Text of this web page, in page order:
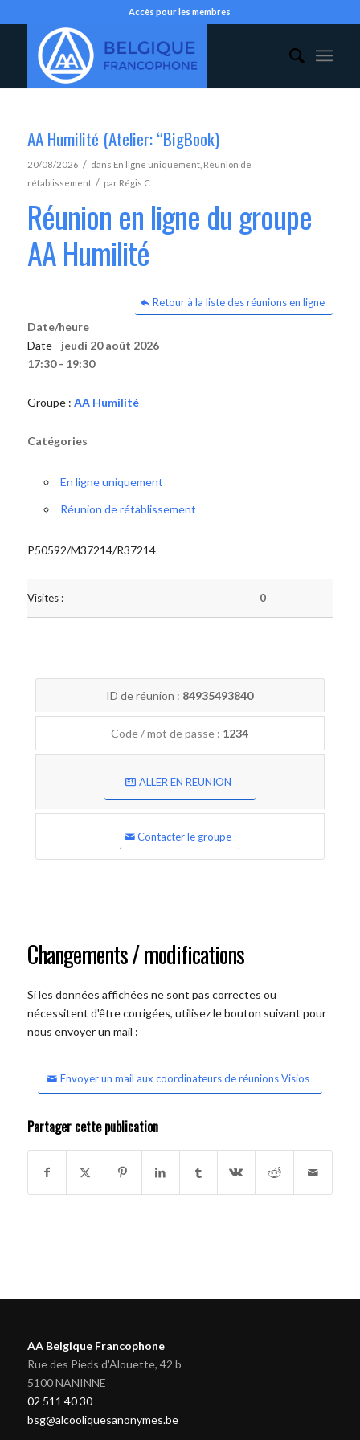
Accès pour les membres
AA Humilité (Atelier: “BigBook)
20/08/2026 / dans En ligne uniquement, Réunion de
rétablissement / par Régis C
Réunion en ligne du groupe
AA Humilité
Retour à la liste des réunions en ligne
Date/heure
Date - jeudi 20 août 2026
17:30 - 19:30
Groupe : AA Humilité
Catégories
En ligne uniquement
Réunion de rétablissement
P50592/M37214/R37214
Visites : 0
ID de réunion : 84935493840
Code / mot de passe : 1234
ALLER EN REUNION
Contacter le groupe
Changements / modifications
Si les données affichées ne sont pas correctes ou
nécessitent d'être corrigées, utilisez le bouton suivant pour
nous envoyer un mail :
Envoyer un mail aux coordinateurs de réunions Visios
Partager cette publication
AA Belgique Francophone
Rue des Pieds d'Alouette, 42 b
5100 NANINNE
02 511 40 30
bsg@alcooliquesanonymes.be